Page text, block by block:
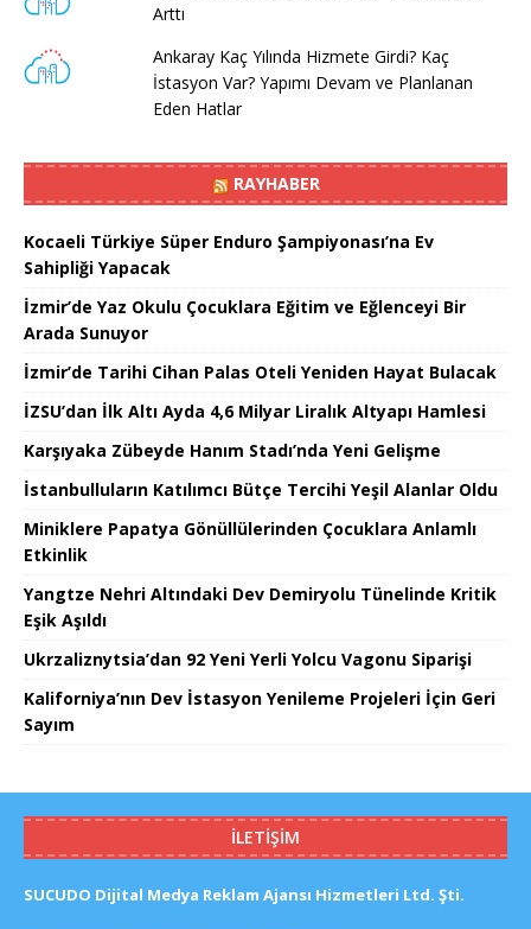
Arttı
Ankaray Kaç Yılında Hizmete Girdi? Kaç
İstasyon Var? Yapımı Devam ve Planlanan
Eden Hatlar
RAYHABER
Kocaeli Türkiye Süper Enduro Şampiyonası’na Ev
Sahipliği Yapacak
İzmir’de Yaz Okulu Çocuklara Eğitim ve Eğlenceyi Bir
Arada Sunuyor
İzmir’de Tarihi Cihan Palas Oteli Yeniden Hayat Bulacak
İZSU’dan İlk Altı Ayda 4,6 Milyar Liralık Altyapı Hamlesi
Karşıyaka Zübeyde Hanım Stadı’nda Yeni Gelişme
İstanbulluların Katılımcı Bütçe Tercihi Yeşil Alanlar Oldu
Miniklere Papatya Gönüllülerinden Çocuklara Anlamlı
Etkinlik
Yangtze Nehri Altındaki Dev Demiryolu Tünelinde Kritik
Eşik Aşıldı
Ukrzaliznytsia’dan 92 Yeni Yerli Yolcu Vagonu Siparişi
Kaliforniya’nın Dev İstasyon Yenileme Projeleri İçin Geri
Sayım
İLETIŞIM
SUCUDO Dijital Medya Reklam Ajansı Hizmetleri Ltd. Şti.